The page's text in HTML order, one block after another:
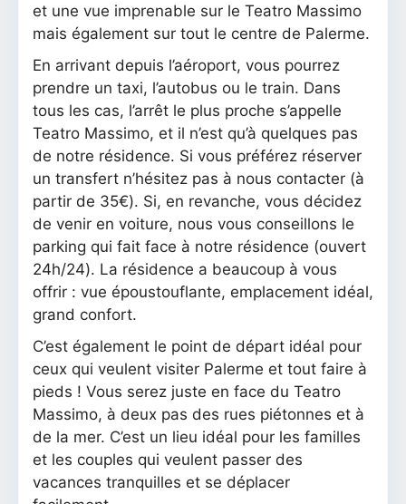
et une vue imprenable sur le Teatro Massimo
mais également sur tout le centre de Palerme.
En arrivant depuis l’aéroport, vous pourrez
prendre un taxi, l’autobus ou le train. Dans
tous les cas, l’arrêt le plus proche s’appelle
Teatro Massimo, et il n’est qu’à quelques pas
de notre résidence. Si vous préférez réserver
un transfert n’hésitez pas à nous contacter (à
partir de 35€). Si, en revanche, vous décidez
de venir en voiture, nous vous conseillons le
parking qui fait face à notre résidence (ouvert
24h/24). La résidence a beaucoup à vous
offrir : vue époustouflante, emplacement idéal,
grand confort.
C’est également le point de départ idéal pour
ceux qui veulent visiter Palerme et tout faire à
pieds ! Vous serez juste en face du Teatro
Massimo, à deux pas des rues piétonnes et à
de la mer. C’est un lieu idéal pour les familles
et les couples qui veulent passer des
vacances tranquilles et se déplacer